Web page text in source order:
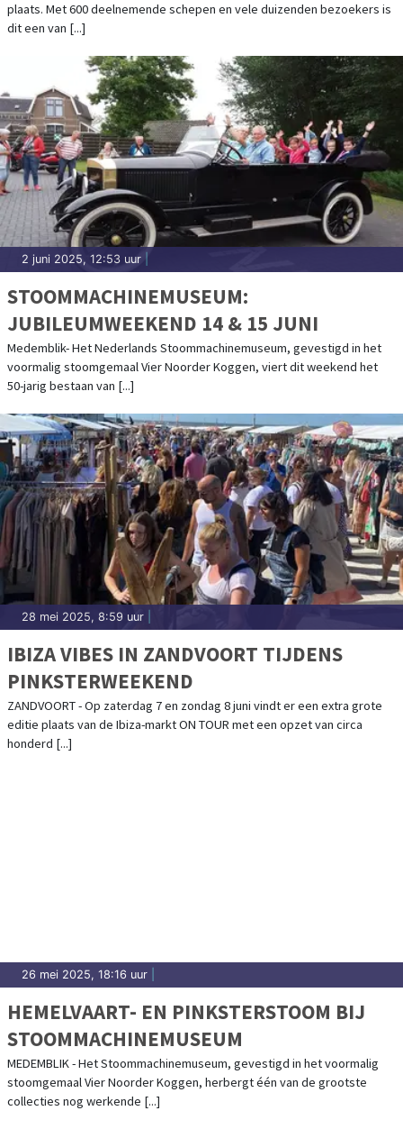
plaats. Met 600 deelnemende schepen en vele duizenden bezoekers is
dit een van [...]
2 juni 2025, 12:53 uur
STOOMMACHINEMUSEUM:
JUBILEUMWEEKEND 14 & 15 JUNI
Medemblik- Het Nederlands Stoommachinemuseum, gevestigd in het
voormalig stoomgemaal Vier Noorder Koggen, viert dit weekend het
50-jarig bestaan van [...]
28 mei 2025, 8:59 uur
IBIZA VIBES IN ZANDVOORT TIJDENS
PINKSTERWEEKEND
ZANDVOORT - Op zaterdag 7 en zondag 8 juni vindt er een extra grote
editie plaats van de Ibiza-markt ON TOUR met een opzet van circa
honderd [...]
26 mei 2025, 18:16 uur
HEMELVAART- EN PINKSTERSTOOM BIJ
STOOMMACHINEMUSEUM
MEDEMBLIK - Het Stoommachinemuseum, gevestigd in het voormalig
stoomgemaal Vier Noorder Koggen, herbergt één van de grootste
collecties nog werkende [...]